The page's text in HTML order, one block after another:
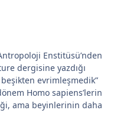
Enstitüsü’nden
dergisine yazdığı
evrimleşmedik”
Homo sapiens’lerin
ama beyinlerinin daha